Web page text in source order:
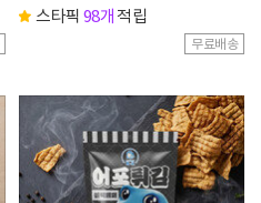
스타픽 98개적립
무료배송